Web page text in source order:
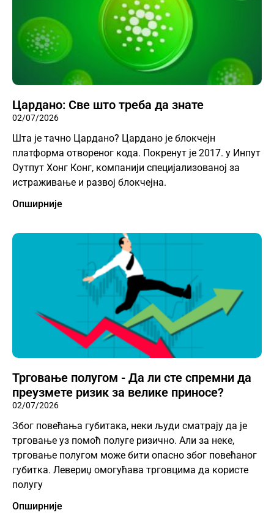
Цардано: Све што треба да знате
02/07/2026
Шта је тачно Цардано? Цардано је блокчејн
платформа отвореног кода. Покренут је 2017. у Инпут
Оутпут Хонг Конг, компанији специјализованој за
истраживање и развој блокчејна.
Опширније
Трговање полугом - Да ли сте спремни да
преузмете ризик за велике приносе?
02/07/2026
Због повећања губитака, неки људи сматрају да је
трговање уз помоћ полуге ризично. Али за неке,
трговање полугом може бити опасно због повећаног
губитка. Левериџ омогућава трговцима да користе
полугу
Опширније